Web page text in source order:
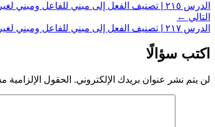
الدرس ٢١٥ | تصنيف الفعل إلى مبني للفاعل ومبني لغيره: بناء الفعل الثلاثي المجرد المعتلِّ لغير الفاعل: (اللفيف المقرون)
التالي ←
الدرس ٢١٧ | تصنيف الفعل إلى مبني للفاعل ومبني لغيره: بناء الفعل الرباعي المجرد لغير الفاعل
اكتب سؤالًا
لن يتم نشر عنوان بريدك الإلكتروني. الحقول الإلزامية